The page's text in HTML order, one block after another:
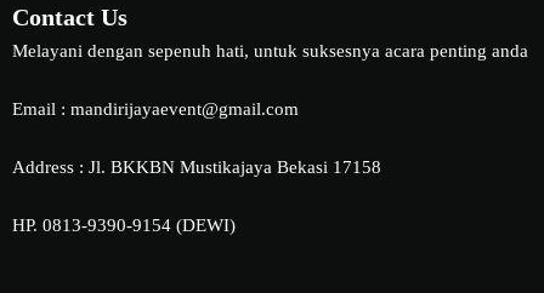
Contact Us
Melayani dengan sepenuh hati, untuk suksesnya acara penting anda
Email : mandirijayaevent@gmail.com
Address : Jl. BKKBN Mustikajaya Bekasi 17158
HP. 0813-9390-9154 (DEWI)